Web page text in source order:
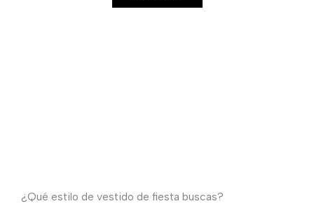
¿Qué estilo de vestido de fiesta buscas?